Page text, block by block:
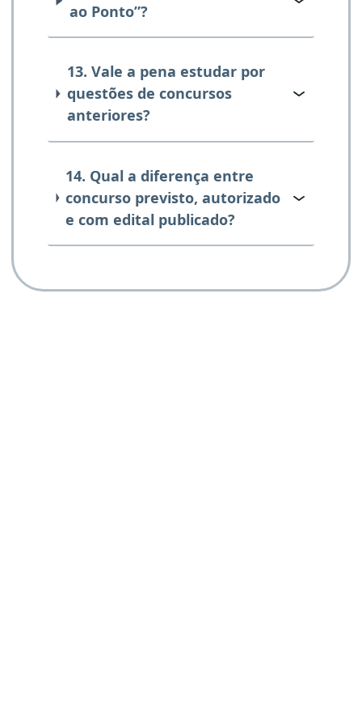
ao Ponto”?
13. Vale a pena estudar por
questões de concursos
anteriores?
14. Qual a diferença entre
concurso previsto, autorizado
e com edital publicado?